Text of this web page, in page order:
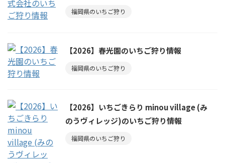
福岡県のいちご狩り
【2026】春光園のいちご狩り情報
福岡県のいちご狩り
【2026】いちごきらり minou village (み
のうヴィレッジ)のいちご狩り情報
福岡県のいちご狩り